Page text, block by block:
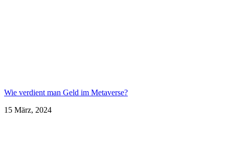
Wie verdient man Geld im Metaverse?
15 März, 2024